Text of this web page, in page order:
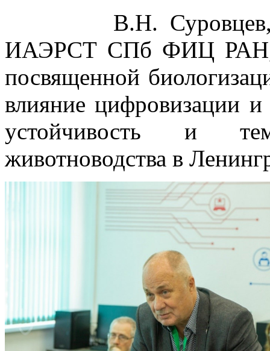
В.Н. Суровцев,
ИАЭРСТ СПб ФИЦ РАН,
посвященной
влияние цифровизации и
устойчивость и
животноводства в